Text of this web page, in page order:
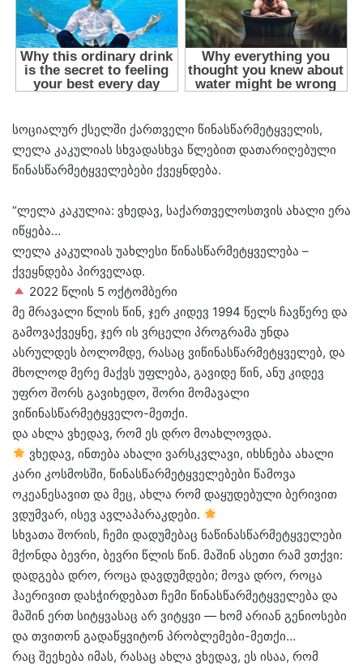
სოციალურ ქსელში ქართველი წინასწარმეტყველის,
ლელა კაკულიას სხვადასხვა წლებით დათარიღებული
წინასწარმეტყველებები ქვეყნდება.
“ლელა კაკულია: ვხედავ, საქართველოსთვის ახალი ერა
იწყება…
ლელა კაკულიას უახლესი წინასწარმეტყველება –
ქვეყნდება პირველად.
2022 წლის 5 ოქტომბერი
მე მრავალი წლის წინ, ჯერ კიდევ 1994 წელს ჩავწერე და
გამოვაქვეყნე, ჯერ ის ვრცელი პროგრამა უნდა
ასრულდეს ბოლომდე, რასაც ვიწინასწარმეტყველებ, და
მხოლოდ მერე მაქვს უფლება, გავიდე წინ, ანუ კიდევ
უფრო შორს გავიხედო, შორი მომავალი
ვიწინასწარმეტყველო-მეთქი.
და ახლა ვხედავ, რომ ეს დრო მოახლოვდა.
ვხედავ, ინთება ახალი ვარსკვლავი, იხსნება ახალი
კარი კოსმოსში, წინასწარმეტყველებები წამოვა
ოკეანესავით და მეც, ახლა რომ დაყუდებული ბერივით
ვდუმვარ, ისევ ავლაპარაკდები.
სხვათა შორის, ჩემი დადუმებაც ნაწინასწარმეტყველები
მქონდა ბევრი, ბევრი წლის წინ. მაშინ ასეთი რამ ვთქვი:
დადგება დრო, როცა დავდუმდები; მოვა დრო, როცა
ჰაერივით დასჭირდებათ ჩემი წინასწარმეტყველება და
მაშინ ერთ სიტყვასაც არ ვიტყვი — ხომ არიან გენიოსები
და თვითონ გადაწყვიტონ პრობლემები-მეთქი…
რაც შეეხება იმას, რასაც ახლა ვხედავ, ეს ისაა, რომ